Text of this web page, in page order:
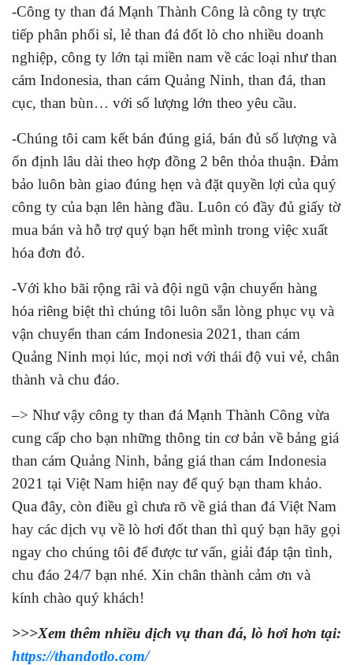
-Công ty than đá Mạnh Thành Công là công ty trực
tiếp phân phối sỉ, lẻ than đá đốt lò cho nhiều doanh
nghiệp, công ty lớn tại miền nam về các loại như than
cám Indonesia, than cám Quảng Ninh, than đá, than
cục, than bùn… với số lượng lớn theo yêu cầu.
-Chúng tôi cam kết bán đúng giá, bán đủ số lượng và
ổn định lâu dài theo hợp đồng 2 bên thỏa thuận. Đảm
bảo luôn bàn giao đúng hẹn và đặt quyền lợi của quý
công ty của bạn lên hàng đầu. Luôn có đầy đủ giấy tờ
mua bán và hỗ trợ quý bạn hết mình trong việc xuất
hóa đơn đỏ.
-Với kho bãi rộng rãi và đội ngũ vận chuyển hàng
hóa riêng biệt thì chúng tôi luôn sẵn lòng phục vụ và
vận chuyển than cám Indonesia 2021, than cám
Quảng Ninh mọi lúc, mọi nơi với thái độ vui vẻ, chân
thành và chu đáo.
–> Như vậy công ty than đá Mạnh Thành Công vừa
cung cấp cho bạn những thông tin cơ bản về bảng giá
than cám Quảng Ninh, bảng giá than cám Indonesia
2021 tại Việt Nam hiện nay để quý bạn tham khảo.
Qua đây, còn điều gì chưa rõ về giá than đá Việt Nam
hay các dịch vụ về lò hơi đốt than thì quý bạn hãy gọi
ngay cho chúng tôi để được tư vấn, giải đáp tận tình,
chu đáo 24/7 bạn nhé. Xin chân thành cảm ơn và
kính chào quý khách!
>>>Xem thêm nhiều dịch vụ than đá, lò hơi hơn tại:
https://thandotlo.com/